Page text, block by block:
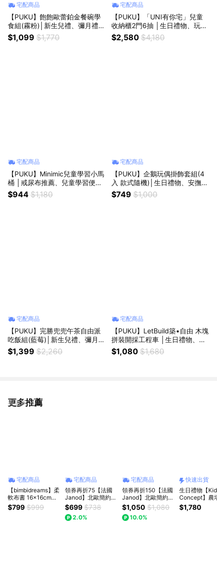
宅配商品
【PUKU】飽飽歐蕾鉑金餐碗學
食組(霧粉)│新生兒禮、彌月禮、
周歲禮│
$1,099 $1,770
宅配商品
【PUKU】「UNI有你宅」兒童
收納櫃2門6抽 │生日禮物、玩具
收納 │
$2,580 $4,180
宅配商品
【PUKU】Minimic兒童學習小馬
桶 │戒尿布推薦、兒童學習便
器、生日禮物 │
$944 $1,180
宅配商品
【PUKU】企鵝玩偶掛飾套組(4
入 款式隨機)│生日禮物、安撫玩
具、玩偶掛飾 │
$749 $1,000
宅配商品
【PUKU】完勝兜兜午茶自由派
吃飯組(藍莓)│新生兒禮、彌月
禮、周歲禮│
$1,399 $2,260
宅配商品
【PUKU】LetBuild築•自由 木塊
拼裝開採工程車 │生日禮物、拼
裝積木、積木車 │
$1,080 $1,680
更多推薦
看更多
宅配商品
【bimbidreams】柔
軟布書 16x16cm｜
嬰兒布書、寶寶布
書、早教布書、五感
$799 $999
宅配商品
領券再折75【法國
Janod】北歐簡約木
玩-螞蟻背樹葉｜疊
疊樂 堆疊玩具 大寶
禮 生日禮
$699 $738
2.0%
宅配商品
領券再折150【法國
Janod】北歐簡約木
玩-螞蟻賽車｜周歲
禮 收涎禮
$1,050 $1,080
10.0%
快速出貨
生日禮物【
Concept】農
小火車｜木製
快速出貨
$1,780